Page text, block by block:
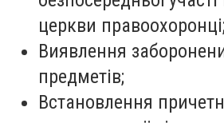
церкви правоохоронці;
Виявлення
предметів;
Встановлення